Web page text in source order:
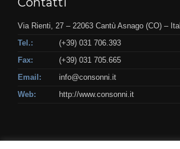
Via Rienti, 27 – 22063 Cantù Asnago (CO) –
Tel.:
(+39) 031 706.393
Fax:
(+39) 031 705.665
Email:
info@consonni.it
Web:
http://www.consonni.it